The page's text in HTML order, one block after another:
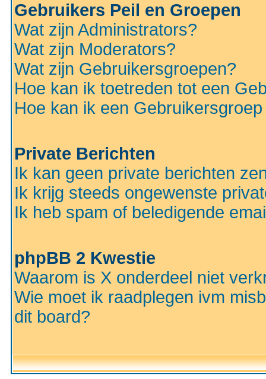
Gebruikers Peil en Groepen
Wat zijn Administrators?
Wat zijn Moderators?
Wat zijn Gebruikersgroepen?
Hoe kan ik toetreden tot een
Hoe kan ik een
Private Berichten
Ik kan geen private berichten
Ik krijg steeds ongewenste
Ik heb spam of beledigende
phpBB 2 Kwestie
Waarom is X onderdeel niet
Wie moet ik raadplegen ivm
dit board?